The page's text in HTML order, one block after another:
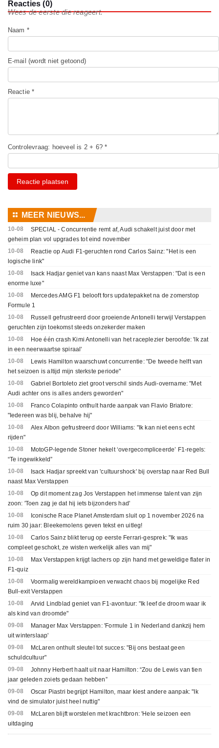
Reacties (0)
Wees de eerste die reageert.
Naam *
E-mail (wordt niet getoond)
Reactie *
Controlevraag: hoeveel is 2 + 6? *
Reactie plaatsen
⚏ MEER NIEUWS...
10-08
SPECIAL - Concurrentie remt af, Audi schakelt juist door met
geheim plan vol upgrades tot eind november
10-08
Reactie op Audi F1-geruchten rond Carlos Sainz: "Het is een
logische link"
10-08
Isack Hadjar geniet van kans naast Max Verstappen: "Dat is een
enorme luxe"
10-08
Mercedes AMG F1 belooft fors updatepakket na de zomerstop
Formule 1
10-08
Russell gefrustreerd door groeiende Antonelli terwijl Verstappen
geruchten zijn toekomst steeds onzekerder maken
10-08
Hoe één crash Kimi Antonelli van het raceplezier beroofde: 'Ik zat
in een neerwaartse spiraal'
10-08
Lewis Hamilton waarschuwt concurrentie: "De tweede helft van
het seizoen is altijd mijn sterkste periode"
10-08
Gabriel Bortoleto ziet groot verschil sinds Audi-overname: "Met
Audi achter ons is alles anders geworden"
10-08
Franco Colapinto onthult harde aanpak van Flavio Briatore:
"Iedereen was blij, behalve hij"
10-08
Alex Albon gefrustreerd door Williams: "Ik kan niet eens echt
rijden"
10-08
MotoGP-legende Stoner hekelt ‘overgecompliceerde’ F1-regels:
“Te ingewikkeld”
10-08
Isack Hadjar spreekt van 'cultuurshock' bij overstap naar Red Bull
naast Max Verstappen
10-08
Op dit moment zag Jos Verstappen het immense talent van zijn
zoon: 'Toen zag je dat hij iets bijzonders had'
10-08
Iconische Race Planet Amsterdam sluit op 1 november 2026 na
ruim 30 jaar: Bleekemolens geven tekst en uitleg!
10-08
Carlos Sainz blikt terug op eerste Ferrari-gesprek: "Ik was
compleet geschokt, ze wisten werkelijk alles van mij"
10-08
Max Verstappen krijgt lachers op zijn hand met geweldige flater in
F1-quiz
10-08
Voormalig wereldkampioen verwacht chaos bij mogelijke Red
Bull-exit Verstappen
10-08
Arvid Lindblad geniet van F1-avontuur: "Ik leef de droom waar ik
als kind van droomde"
09-08
Manager Max Verstappen: 'Formule 1 in Nederland dankzij hem
uit winterslaap'
09-08
McLaren onthult sleutel tot succes: "Bij ons bestaat geen
schuldcultuur"
09-08
Johnny Herbert haalt uit naar Hamilton: “Zou de Lewis van tien
jaar geleden zoiets gedaan hebben”
09-08
Oscar Piastri begrijpt Hamilton, maar kiest andere aanpak: "Ik
vind de simulator juist heel nuttig"
09-08
McLaren blijft worstelen met krachtbron: 'Hele seizoen een
uitdaging